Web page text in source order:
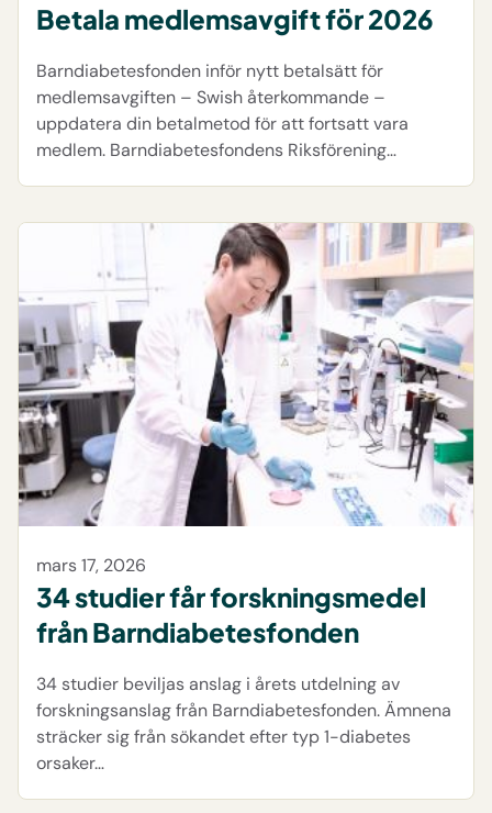
Betala medlemsavgift för 2026
Barndiabetesfonden inför nytt betalsätt för
medlemsavgiften – Swish återkommande –
uppdatera din betalmetod för att fortsatt vara
medlem. Barndiabetesfondens Riksförening…
mars 17, 2026
34 studier får forskningsmedel
från Barndiabetesfonden
34 studier beviljas anslag i årets utdelning av
forskningsanslag från Barndiabetesfonden. Ämnena
sträcker sig från sökandet efter typ 1-diabetes
orsaker…